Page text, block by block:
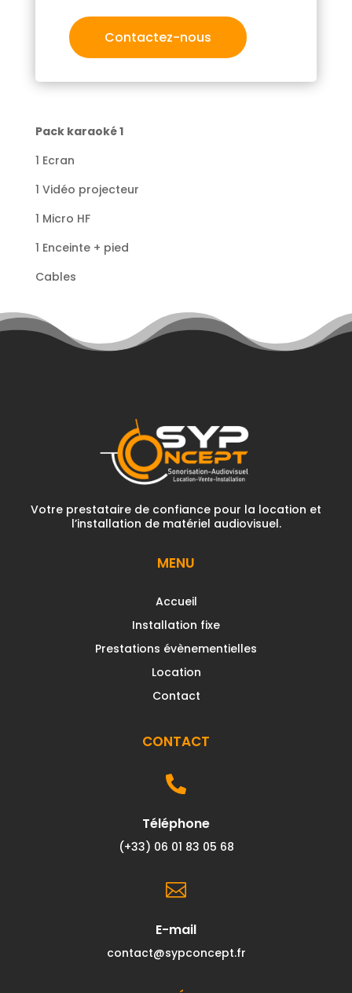
Contactez-nous
Pack karaoké 1
1 Ecran
1 Vidéo projecteur
1 Micro HF
1 Enceinte + pied
Cables
Votre prestataire de confiance pour la location et
l’installation de matériel audiovisuel.
MENU
Accueil
Installation fixe
Prestations évènementielles
Location
Contact
CONTACT

Téléphone
(+33) 06 01 83 05 68

E-mail
contact@sypconcept.fr